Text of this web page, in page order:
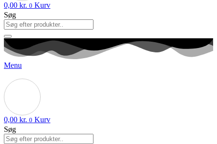
0,00 kr. 0 Kurv
Søg
Menu
0,00 kr. 0 Kurv
Søg